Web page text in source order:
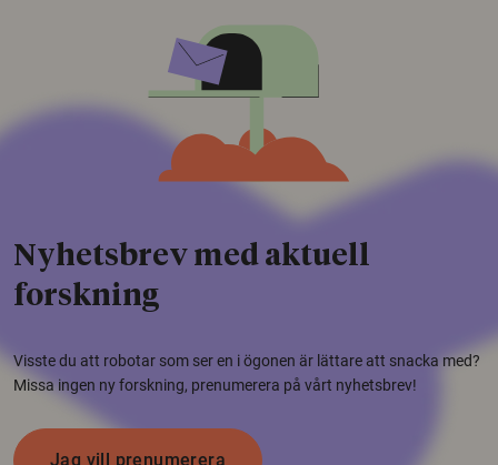
Nyhetsbrev med aktuell
forskning
Visste du att robotar som ser en i ögonen är lättare att snacka med?
Missa ingen ny forskning, prenumerera på vårt nyhetsbrev!
Jag vill prenumerera